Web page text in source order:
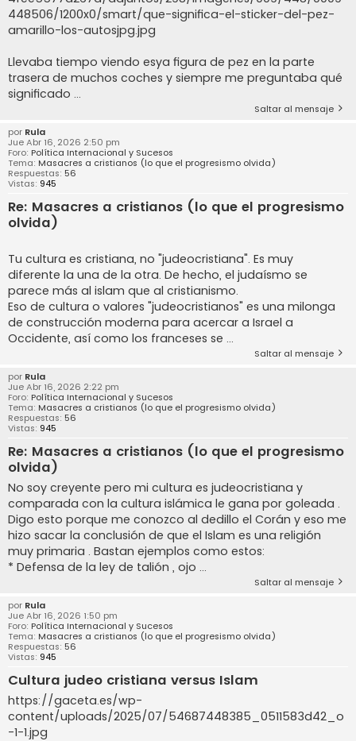
448506/1200x0/smart/que-significa-el-sticker-del-pez-
amarillo-los-autosjpg.jpg
Llevaba tiempo viendo esya figura de pez en la parte
trasera de muchos coches y siempre me preguntaba qué
significado ...
Saltar al mensaje
por Rula
Jue Abr 16, 2026 2:50 pm
Foro: Política Internacional y Sucesos
Tema: Masacres a cristianos (lo que el progresismo olvida)
Respuestas: 56
Vistas: 945
Re: Masacres a cristianos (lo que el progresismo
olvida)
Tu cultura es cristiana, no "judeocristiana". Es muy
diferente la una de la otra. De hecho, el judaísmo se
parece más al islam que al cristianismo.
Eso de cultura o valores "judeocristianos" es una milonga
de construcción moderna para acercar a Israel a
Occidente, así como los franceses se ...
Saltar al mensaje
por Rula
Jue Abr 16, 2026 2:22 pm
Foro: Política Internacional y Sucesos
Tema: Masacres a cristianos (lo que el progresismo olvida)
Respuestas: 56
Vistas: 945
Re: Masacres a cristianos (lo que el progresismo
olvida)
No soy creyente pero mi cultura es judeocristiana y
comparada con la cultura islámica le gana por goleada .
Digo esto porque me conozco al dedillo el Corán y eso me
hizo sacar la conclusión de que el Islam es una religión
muy primaria . Bastan ejemplos como estos:
* Defensa de la ley de talión , ojo ...
Saltar al mensaje
por Rula
Jue Abr 16, 2026 1:50 pm
Foro: Política Internacional y Sucesos
Tema: Masacres a cristianos (lo que el progresismo olvida)
Respuestas: 56
Vistas: 945
Cultura judeo cristiana versus Islam
https://gaceta.es/wp-
content/uploads/2025/07/54687448385_0511583d42_o
-1-1.jpg